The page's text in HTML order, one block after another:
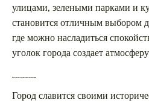
улицами, зелеными парками и
становится отличным выбором
где можно насладиться
уголок города создает
Культурное наследие и исторические памятники
Город славится своими